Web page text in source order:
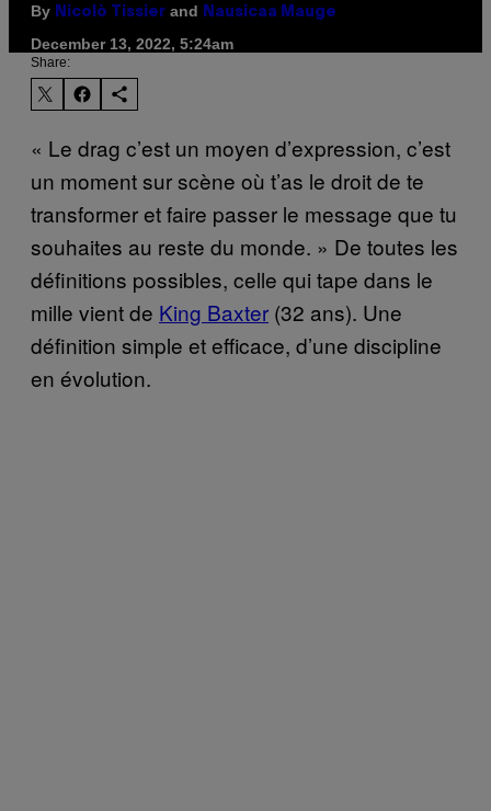
By Nicolò Tissier and Nausicaa Mauge
December 13, 2022, 5:24am
Share:
« Le drag c’est un moyen d’expression, c’est
un moment sur scène où t’as le droit de te
transformer et faire passer le message que tu
souhaites au reste du monde. » De toutes les
définitions possibles, celle qui tape dans le
mille vient de King Baxter (32 ans). Une
définition simple et efficace, d’une discipline
en évolution.